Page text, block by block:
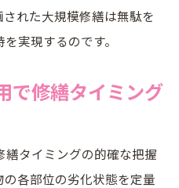
れた大規模修繕は無駄を
実現するのです。
で修繕タイミング
タイミングの的確な把握
各部位の劣化状態を定量